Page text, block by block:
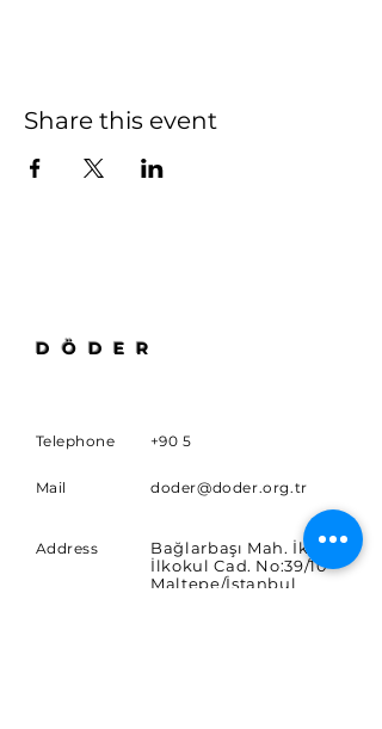
Share this event
DÖDER
Telephone +90 5
Mail doder@doder.org.tr
Address
Bağlarbaşı Mah. İkinci
İlkokul Cad. No:39/10
Maltepe/İstanbul